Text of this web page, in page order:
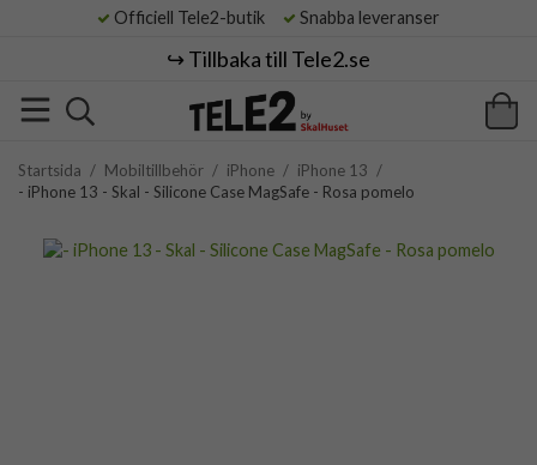
Officiell Tele2-butik Snabba leveranser
↪️ Tillbaka till Tele2.se
Startsida / Mobiltillbehör / iPhone / iPhone 13 /
- iPhone 13 - Skal - Silicone Case MagSafe - Rosa pomelo